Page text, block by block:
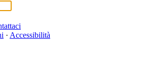
· Accessibilità